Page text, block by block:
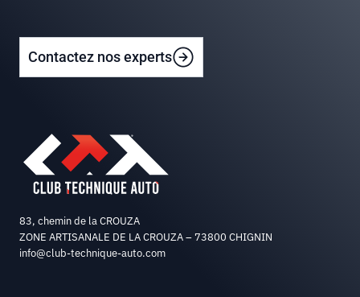
Contactez nos experts
83, chemin de la CROUZA
ZONE ARTISANALE DE LA CROUZA – 73800 CHIGNIN
info@club-technique-auto.com